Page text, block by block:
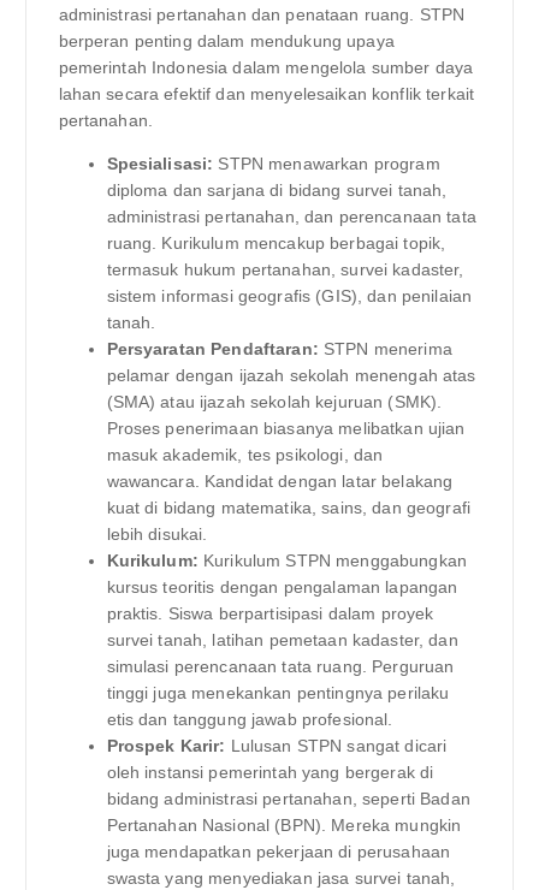
administrasi pertanahan dan penataan ruang. STPN
berperan penting dalam mendukung upaya
pemerintah Indonesia dalam mengelola sumber daya
lahan secara efektif dan menyelesaikan konflik terkait
pertanahan.
Spesialisasi: STPN menawarkan program
diploma dan sarjana di bidang survei tanah,
administrasi pertanahan, dan perencanaan tata
ruang. Kurikulum mencakup berbagai topik,
termasuk hukum pertanahan, survei kadaster,
sistem informasi geografis (GIS), dan penilaian
tanah.
Persyaratan Pendaftaran: STPN menerima
pelamar dengan ijazah sekolah menengah atas
(SMA) atau ijazah sekolah kejuruan (SMK).
Proses penerimaan biasanya melibatkan ujian
masuk akademik, tes psikologi, dan
wawancara. Kandidat dengan latar belakang
kuat di bidang matematika, sains, dan geografi
lebih disukai.
Kurikulum: Kurikulum STPN menggabungkan
kursus teoritis dengan pengalaman lapangan
praktis. Siswa berpartisipasi dalam proyek
survei tanah, latihan pemetaan kadaster, dan
simulasi perencanaan tata ruang. Perguruan
tinggi juga menekankan pentingnya perilaku
etis dan tanggung jawab profesional.
Prospek Karir: Lulusan STPN sangat dicari
oleh instansi pemerintah yang bergerak di
bidang administrasi pertanahan, seperti Badan
Pertanahan Nasional (BPN). Mereka mungkin
juga mendapatkan pekerjaan di perusahaan
swasta yang menyediakan jasa survei tanah,